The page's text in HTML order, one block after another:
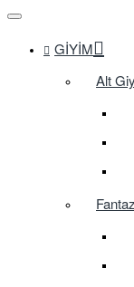
GIYIM
Alt